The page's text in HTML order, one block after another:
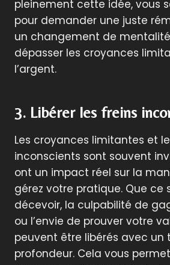
pleinement cette idée, vous
pour demander une juste
un changement de
dépasser les croyances
l’argent.
3. Libérer les freins
Les croyances limitantes et
inconscients sont souvent
ont un impact réel sur la
gérez votre pratique. Que ce
décevoir, la culpabilité de
ou l’envie de prouver votre
peuvent être libérés avec un
profondeur. Cela vous